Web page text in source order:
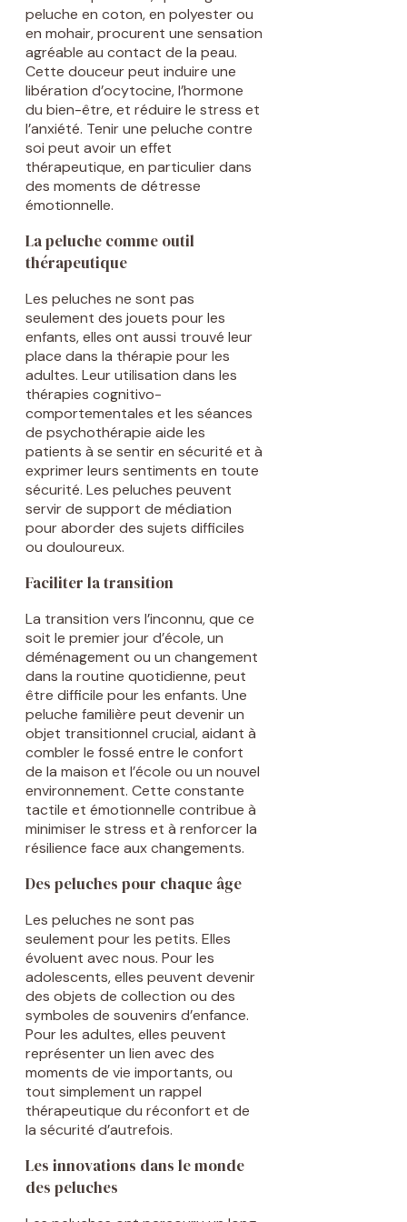
peluche en coton, en polyester ou
en mohair, procurent une sensation
agréable au contact de la peau.
Cette douceur peut induire une
libération d’ocytocine, l’hormone
du bien-être, et réduire le stress et
l’anxiété. Tenir une peluche contre
soi peut avoir un effet
thérapeutique, en particulier dans
des moments de détresse
émotionnelle.
La peluche comme outil
thérapeutique
Les peluches ne sont pas
seulement des jouets pour les
enfants, elles ont aussi trouvé leur
place dans la thérapie pour les
adultes. Leur utilisation dans les
thérapies cognitivo-
comportementales et les séances
de psychothérapie aide les
patients à se sentir en sécurité et à
exprimer leurs sentiments en toute
sécurité. Les peluches peuvent
servir de support de médiation
pour aborder des sujets difficiles
ou douloureux.
Faciliter la transition
La transition vers l’inconnu, que ce
soit le premier jour d’école, un
déménagement ou un changement
dans la routine quotidienne, peut
être difficile pour les enfants. Une
peluche familière peut devenir un
objet transitionnel crucial, aidant à
combler le fossé entre le confort
de la maison et l’école ou un nouvel
environnement. Cette constante
tactile et émotionnelle contribue à
minimiser le stress et à renforcer la
résilience face aux changements.
Des peluches pour chaque âge
Les peluches ne sont pas
seulement pour les petits. Elles
évoluent avec nous. Pour les
adolescents, elles peuvent devenir
des objets de collection ou des
symboles de souvenirs d’enfance.
Pour les adultes, elles peuvent
représenter un lien avec des
moments de vie importants, ou
tout simplement un rappel
thérapeutique du réconfort et de
la sécurité d’autrefois.
Les innovations dans le monde
des peluches